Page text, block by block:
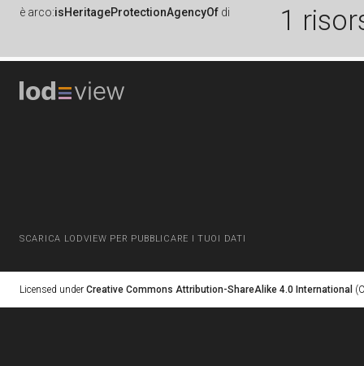
è arco:isHeritageProtectionAgencyOf di 1
SCARICA LODVIEW PER PUBBLICARE I TUOI DATI
Licensed under Creative Commons Attribution-ShareAlike 4.0 International